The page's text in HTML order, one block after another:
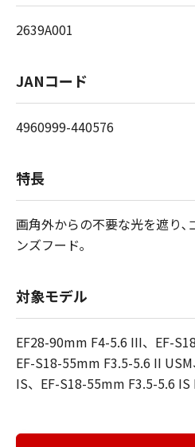
2639A001
JANコード
4960999-440576
特長
画角外からの不要な光を遮り､
ンズフード｡
対象モデル
EF28-90mm F4-5.6 III、EF-
EF-S18-55mm F3.5-5.6 II
IS、EF-S18-55mm F3.5-5.6 IS